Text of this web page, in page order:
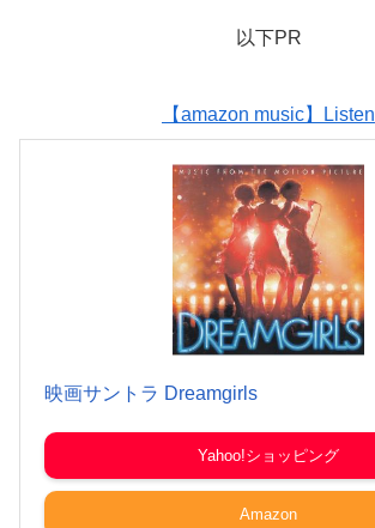
以下PR
【amazon music】Listen
映画サントラ Dreamgirls
Yahoo!ショッピング
Amazon